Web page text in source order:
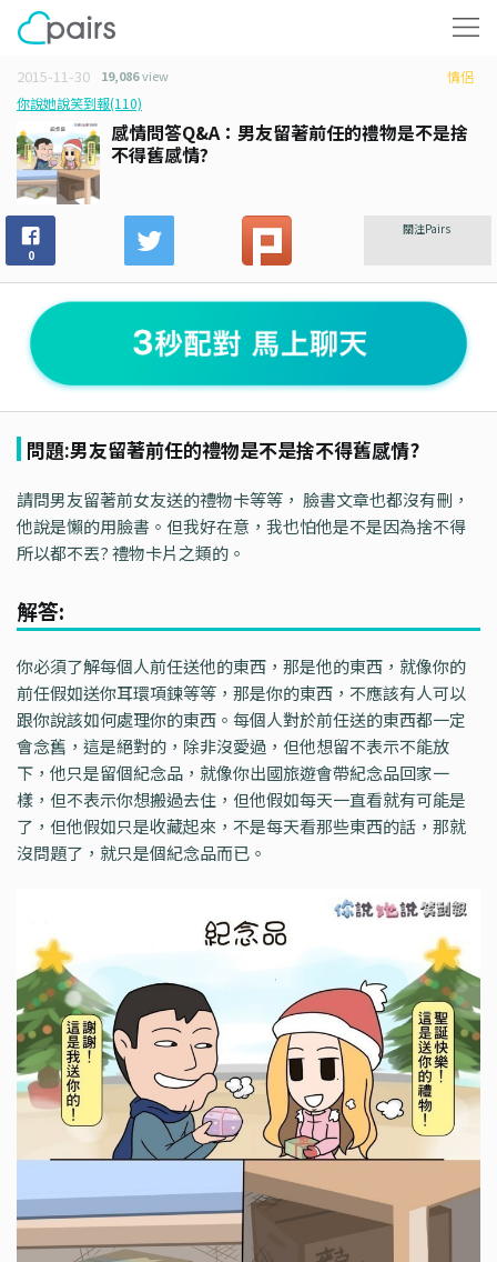
2015-11-30 19,086view
情侶
你說她說笑到報(110)
感情問答Q&A：男友留著前任的禮物是不是捨
不得舊感情?
0
關注Pairs
問題:男友留著前任的禮物是不是捨不得舊感情?
請問男友留著前女友送的禮物卡等等， 臉書文章也都沒有刪，
他說是懶的用臉書。但我好在意，我也怕他是不是因為捨不得
所以都不丟? 禮物卡片之類的。
解答:
你必須了解每個人前任送他的東西，那是他的東西，就像你的
前任假如送你耳環項鍊等等，那是你的東西，不應該有人可以
跟你說該如何處理你的東西。每個人對於前任送的東西都一定
會念舊，這是絕對的，除非沒愛過，但他想留不表示不能放
下，他只是留個紀念品，就像你出國旅遊會帶紀念品回家一
樣，但不表示你想搬過去住，但他假如每天一直看就有可能是
了，但他假如只是收藏起來，不是每天看那些東西的話，那就
沒問題了，就只是個紀念品而已。